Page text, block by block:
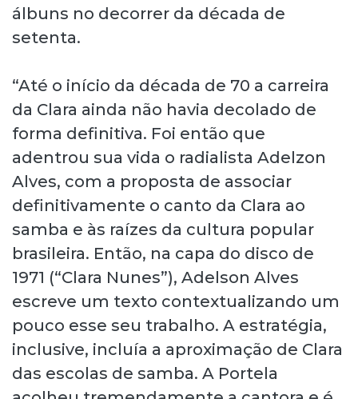
álbuns no decorrer da década de
setenta.
“Até o início da década de 70 a carreira
da Clara ainda não havia decolado de
forma definitiva. Foi então que
adentrou sua vida o radialista Adelzon
Alves, com a proposta de associar
definitivamente o canto da Clara ao
samba e às raízes da cultura popular
brasileira. Então, na capa do disco de
1971 (“Clara Nunes”), Adelson Alves
escreve um texto contextualizando um
pouco esse seu trabalho. A estratégia,
inclusive, incluía a aproximação de Clara
das escolas de samba. A Portela